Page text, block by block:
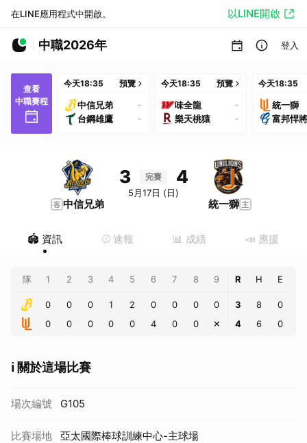
在LINE應用程式中開啟。 以LINE開啟
中職2026年 登入
查看
中職賽程
今天18:35 預覽
中信兄弟 -
台鋼雄鷹 -
今天18:35 預覽
味全龍 -
樂天桃猿 -
今天18:35
統一獅
富邦悍將
中信兄弟
3 完賽 4
5月17日 (日)
統一獅
🏟️ 資訊 ⚾️ 速報 📊 成績 📣 應援
隊 1 2 3 4 5 6 7 8 9
0 0 0 1 2 0 0 0
0
0
0 0 0 0 4 0 0 ✕
R H E
3 8
0
4
6 0
ℹ️ 關於這場比賽
場次編號 G105
比賽場地 亞太國際棒球訓練中心-主球場